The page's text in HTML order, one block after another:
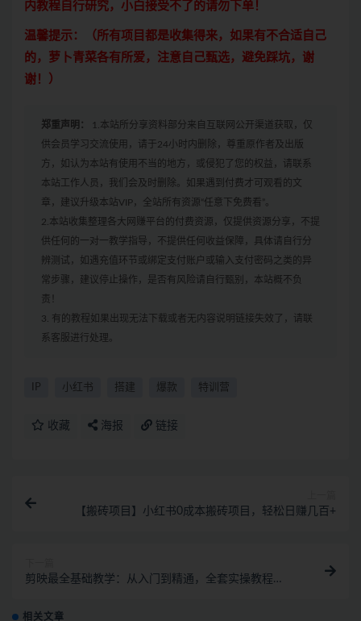
内教程自行研究，小白接受不了的请勿下单！
温馨提示：（所有项目都是收集得来，如果有不合适自己
的，萝卜青菜各有所爱，注意自己甄选，避免踩坑，谢
谢！）
郑重声明：
1.本站所分享资料部分来自互联网公开渠道获取，仅
供会员学习交流使用，请于24小时内删除，尊重原作者及出版
方，如认为本站有使用不当的地方，或侵犯了您的权益，请联系
本站工作人员，我们会及时删除。如果遇到付费才可观看的文
章，建议升级本站VIP，全站所有资源“任意下免费看”。
2.本站收集整理各大网赚平台的付费资源，仅提供资源分享，不提
供任何的一对一教学指导，不提供任何收益保障，具体请自行分
辨测试，如遇充值环节或绑定支付账户或输入支付密码之类的异
常步骤，建议停止操作，是否有风险请自行甄别，本站概不负
责！
3. 有的教程如果出现无法下载或者无内容说明链接失效了，请联
系客服进行处理。
IP 小红书 搭建 爆款 特训营
收藏 海报 链接
【搬砖项目】小红书0成本搬砖项目，轻松日赚几百+
剪映最全基础教学：从入门到精通，全套实操教程
相关文章